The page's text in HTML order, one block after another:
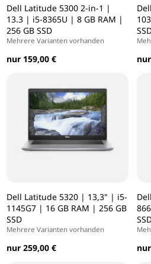
Dell Latitude 5300 2-in-1 |
13.3 | i5-8365U | 8 GB RAM |
256 GB SSD
Mehrere Varianten vorhanden
nur 159,00 €
Dell Latitude 5320 | 13,3" | i5-
1145G7 | 16 GB RAM | 256 GB
SSD
Mehrere Varianten vorhanden
nur 259,00 €